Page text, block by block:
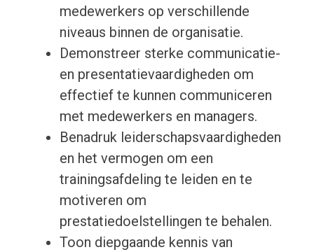
medewerkers op verschillende
niveaus binnen de organisatie.
Demonstreer sterke communicatie-
en presentatievaardigheden om
effectief te kunnen communiceren
met medewerkers en managers.
Benadruk leiderschapsvaardigheden
en het vermogen om een
trainingsafdeling te leiden en te
motiveren om
prestatiedoelstellingen te behalen.
Toon diepgaande kennis van